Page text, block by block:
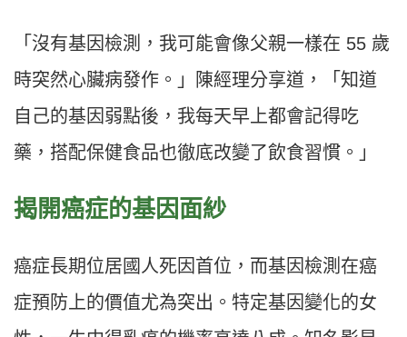
「沒有基因檢測，我可能會像父親一樣在 55 歲
時突然心臟病發作。」陳經理分享道，「知道
自己的基因弱點後，我每天早上都會記得吃
藥，搭配保健食品也徹底改變了飲食習慣。」
揭開癌症的基因面紗
癌症長期位居國人死因首位，而基因檢測在癌
症預防上的價值尤為突出。特定基因變化的女